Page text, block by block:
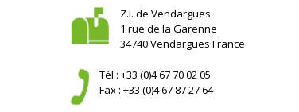
Z.I. de Vendargues
1 rue de la Garenne
34740 Vendargues France
Tél : +33 (0)4 67 70 02 05
Fax : +33 (0)4 67 87 27 64